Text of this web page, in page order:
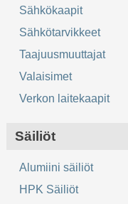
Sähkökaapit
Sähkötarvikkeet
Taajuusmuuttajat
Valaisimet
Verkon laitekaapit
Säiliöt
Alumiini säiliöt
HPK Säiliöt